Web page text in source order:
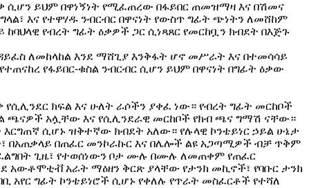
ሲሆን ይህም በዋነኝነት የሚፈጠረው በፋይበር ጠመዝማዛ እና በሽመና
እና የተዋሃዱ ንብርብር በዋናነት የውስጥ ግፊት ጭነትን ለመሸከም
የብረት ግፊት ዕቃዎች ጋር ሲነጻጸር የመርከቧን ክብደት በእጅጉ
ለመከላከል እንደ ማሸጊያ እንቅፋት ሆኖ መሥራት እና በተመሳሳይ
የፋይበር-ቁስል ንብርብር ሲሆን ይህም በዋናነት በግፊት ዕቃው
ክፍል እና ሁለት ራሶችን ያቀፈ ነው። የብረት ግፊት መርከቦች
ጫናዎች አሏቸው እና የሲሊንደራዊ መርከቦች የክብ ጫና ግማሽ ናቸው።
ሲሆኑ ዝቅተኛው ክብደት አለው። የሉላዊ ኮንቴይነር ኃይል ሁኔታ
በአጠቃላይ በጠፈር መንኮራኩር እና በሌሎች ልዩ አጋጣሚዎች ብቻ ጥቅም
ጊዜ፣ የተወሰነውን ቦታ ሙሉ በሙሉ ለመጠቀም የጠፈር
አውቶሞቲቭ አራት ማዕዘን ቅርጽ ያላቸው የታንክ መኪኖች፣ የባቡር ታንክ
ግፊት ኮንቴይነሮች ሲሆኑ የቀለሉ የጥራት መስፈርቶች የተሻለ